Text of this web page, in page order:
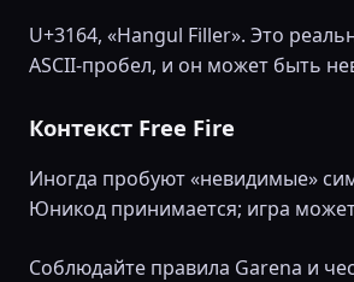
U+3164, «Hangul Filler». Это
ASCII-пробел, и он может быть
Контекст Free Fire
Иногда пробуют «невидимые»
Юникод принимается; игра
Соблюдайте правила Garena и